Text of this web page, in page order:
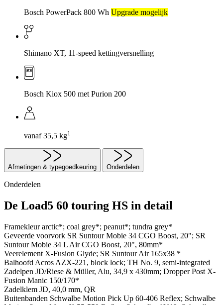
Bosch PowerPack 800 Wh Upgrade mogelijk
Shimano XT, 11-speed kettingversnelling
Bosch Kiox 500 met Purion 200
vanaf 35,5 kg1
Afmetingen & typegoedkeuring Onderdelen
Onderdelen
De Load5 60 touring HS in detail
Framekleurarctic*; coal grey*; peanut*; tundra grey*
Geveerde voorvork SR Suntour Mobie 34 CGO Boost, 20"; SR
Suntour Mobie 34 L Air CGO Boost, 20", 80mm*
Veerelement X-Fusion Glyde; SR Suntour Air 165x38 *
Balhoofd Acros AZX-221, block lock; TH No. 9, semi-integrated
Zadelpen JD/Riese & Müller, Alu, 34,9 x 430mm; Dropper Post X-
Fusion Manic 150/170*
Zadelklem JD, 40,0 mm, QR
Buitenbanden Schwalbe Motion Pick Up 60-406 Reflex; Schwalbe